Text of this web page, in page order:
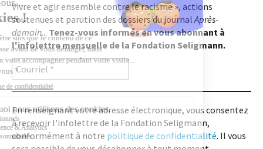
En renseignant votre adresse électronique, vous
consentez à recevoir l'infolettre de la Fondation
Seligmann, conformément à notrepolitique de
confidentialité. Il vous sera possible de vous
désabonner à tout moment.
Copyright © 2026Fondation Seligmann|Mentions légales|Crédits
Fondation Seligmann
Journal Après-demain
Vivre et agir ensemble contre le racisme », actions
soutenues et parution des dossiers du journalAprès-
demain... Tenez-vous informés en vous abonnant à
l'infolettre mensuelle de la Fondation Seligmann.
En renseignant votre adresse électronique, vous consentez
à recevoir l'infolettre de la Fondation Seligmann,
conformément à notre politique de confidentialité. Il vous